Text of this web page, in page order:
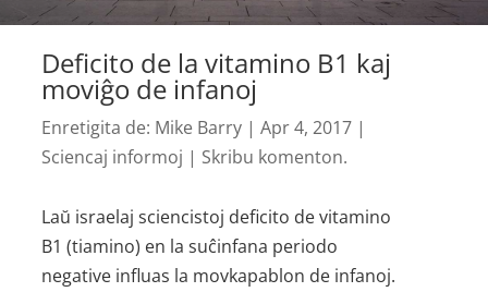
Deficito de la vitamino B1 kaj
moviĝo de infanoj
Enretigita de: Mike Barry |Apr 4, 2017 |
Sciencaj informoj | Skribu komenton.
Laŭ israelaj sciencistoj deficito de vitamino
B1 (tiamino) en la suĉinfana periodo
negative influas la movkapablon de infanoj.